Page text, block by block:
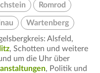
Romrod
Wartenberg
Alsfeld,
, Schotten und weitere
um die Uhr über
, Politik und